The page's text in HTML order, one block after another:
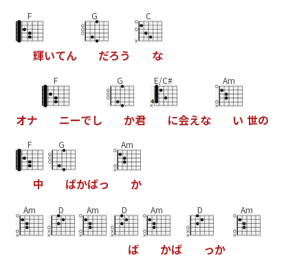
F
輝いてん
G
だろう
C
な
オナ
F
ニーでし
G
か君
E/C#
に会えな
Am
い 世の
F
中
G
ばかばっ
Am
か
Am D Am D
ば
Am
かば
D
っか
Am